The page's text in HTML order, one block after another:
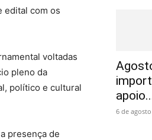
edital com os
voltadas
pleno da
político e cultural
presença de
6 de